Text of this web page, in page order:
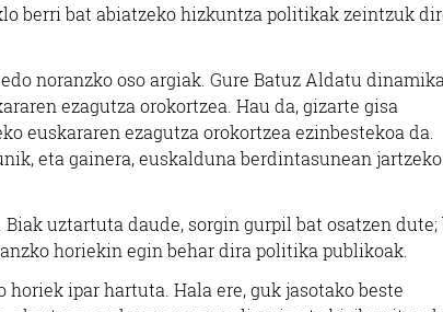
berri bat abiatzeko hizkuntza politikak zeintzuk
noranzko oso argiak. Gure Batuz Aldatu
ezagutza orokortzea. Hau da, gizarte gisa
euskararen ezagutza orokortzea ezinbestekoa da.
eta gainera, euskalduna berdintasunean jartzeko
uztartuta daude, sorgin gurpil bat osatzen dute;
horiekin egin behar dira politika publikoak.
ipar hartuta. Hala ere, guk jasotako beste